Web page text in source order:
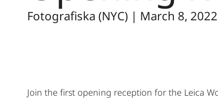
Fotografiska (NYC) | March 8, 2022
Join the first opening reception for the Leica